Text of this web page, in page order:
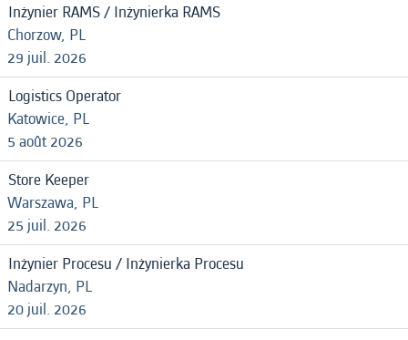
Inżynier RAMS / Inżynierka RAMS
Chorzow, PL
29 juil. 2026
Logistics Operator
Katowice, PL
5 août 2026
Store Keeper
Warszawa, PL
25 juil. 2026
Inżynier Procesu / Inżynierka Procesu
Nadarzyn, PL
20 juil. 2026